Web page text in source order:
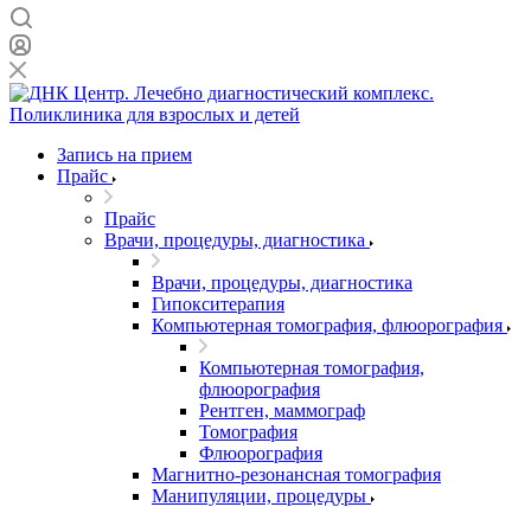
Запись на прием
Прайс
Прайс
Врачи, процедуры, диагностика
Врачи, процедуры, диагностика
Гипокситерапия
Компьютерная томография, флюорография
Компьютерная томография,
флюорография
Рентген, маммограф
Томография
Флюорография
Магнитно-резонансная томография
Манипуляции, процедуры